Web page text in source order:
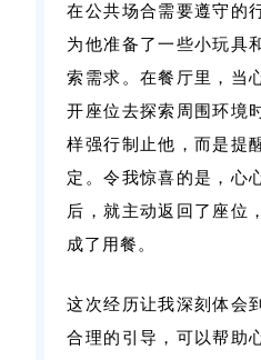
在公共场合需要遵守的
为他准备了一些小玩具
索需求。 在餐厅里，当
开座位去探索周围环境
样强行制止他，而是提
定。令我惊喜的是，心
后，就主动返回了座位
成了用餐。
这次经历让我深刻体会
合理的引导，可以帮助